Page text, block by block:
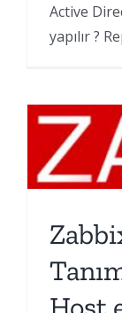
Active
yapılır ?